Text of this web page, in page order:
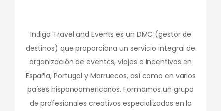
Indigo Travel and Events es un DMC (gestor de
destinos) que proporciona un servicio integral de
organización de eventos, viajes e incentivos en
España, Portugal y Marruecos, así como en varios
países hispanoamericanos. Formamos un grupo
de profesionales creativos especializados en la